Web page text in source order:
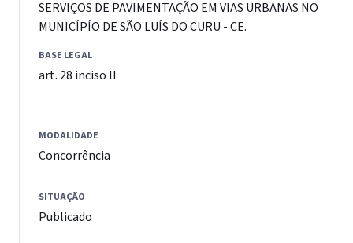
SERVIÇOS DE PAVIMENTAÇÃO EM VIAS URBANAS NO
MUNICÍPÍO DE SÃO LUÍS DO CURU - CE.
BASE LEGAL
art. 28 inciso II
MODALIDADE
Concorrência
SITUAÇÃO
Publicado